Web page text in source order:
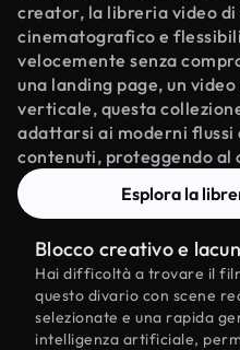
creator, la libreria video
cinematografico e
velocemente senza
una landing page, un
verticale, questa
adattarsi ai moderni flussi
contenuti, proteggendo al
Esplora la
Blocco creativo e
Hai difficoltà a trovare il
questo divario con scene
selezionate e una rapida
intelligenza artificiale,